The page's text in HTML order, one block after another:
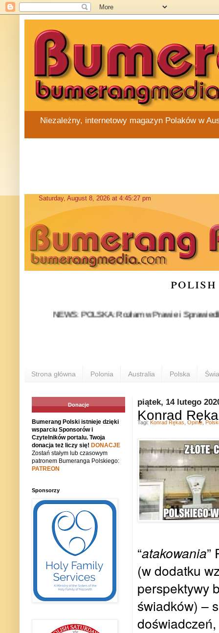
Niezależny, internetowy magazyn Polaków w
NEWS: POLSKA: Rozłam w Prawie i
Strona główna Polonia Australia Polska
piątek, 14 lutego
Konrad
“atakowania”
(w dodatku
perspektywy
świadków) –
Tagi: Konrad Rękas Opinie
Donacje
Bumerang Polski istnieje dzięki
wsparciu Sponsorów i
Czytelników portalu. Twoja
donacja też liczy się! DONACJE
Zostań stałym lub czasowym
patronem Bumeranga Polskiego:
PATREON
Sponsorzy